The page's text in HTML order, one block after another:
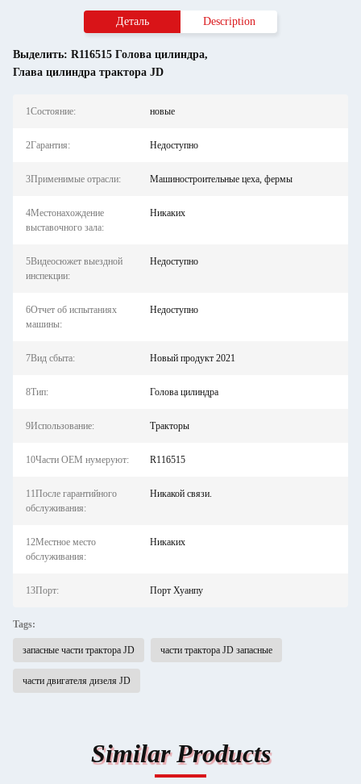
Деталь Description
Выделить: R116515 Голова цилиндра,
Глава цилиндра трактора JD
1Состояние: новые
2Гарантия: Недоступно
3Применимые отрасли: Машиностроительные цеха, фермы
4Местонахождение
выставочного зала:
Никаких
5Видеосюжет выездной
инспекции:
Недоступно
6Отчет об испытаниях
машины:
Недоступно
7Вид сбыта: Новый продукт 2021
8Тип: Голова цилиндра
9Использование: Тракторы
10Части OEM нумеруют: R116515
11После гарантийного
обслуживания:
Никакой связи.
12Местное место
обслуживания:
Никаких
13Порт: Порт Хуанпу
Tags:
запасные части трактора JD части трактора JD запасные
части двигателя дизеля JD
Similar Products